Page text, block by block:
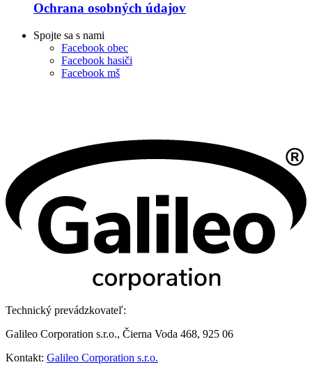
Ochrana osobných údajov
Spojte sa s nami
Facebook obec
Facebook hasiči
Facebook mš
Technický prevádzkovateľ:
Galileo Corporation s.r.o., Čierna Voda 468, 925 06
Kontakt: Galileo Corporation s.r.o.